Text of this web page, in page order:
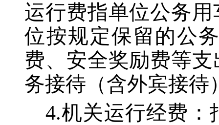
运行费指单位公务
位按规定保留的公
费、安全奖励费等
务接待（含外宾接待
4.机关运行经费：